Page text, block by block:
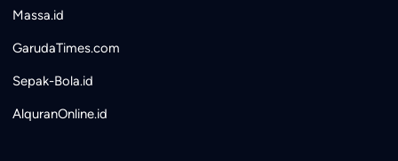
Massa.id
GarudaTimes.com
Sepak-Bola.id
AlquranOnline.id